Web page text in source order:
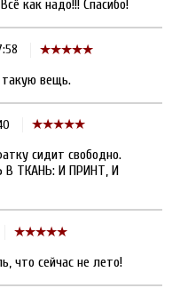
как надо!!! Спасибо!
такую вещь.
сидит свободно.
ТКАНЬ: И ПРИНТ, И
что сейчас не лето!